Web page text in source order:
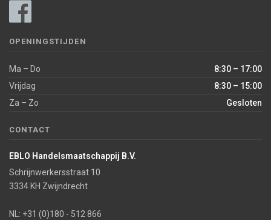
OPENINGSTIJDEN
Ma – Do
8:30 – 17:00
Vrijdag
8:30 – 15:00
Za – Zo
Gesloten
CONTACT
EBLO Handelsmaatschappij B.V.
Schrijnwerkersstraat 10
3334 KH Zwijndrecht
NL: +31 (0)180 - 512 866